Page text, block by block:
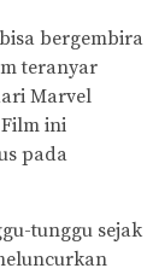
bergembira
teranyar
Marvel
ini
pada
tunggu sejak